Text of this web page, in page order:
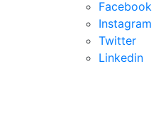
Facebook
Instagram
Twitter
Linkedin